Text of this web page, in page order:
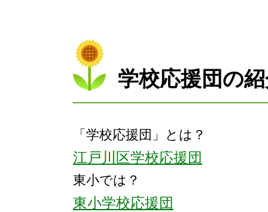
学校応援団の
「学校応援団」とは？
江戸川区学校応援団
東小では？
東小学校応援団